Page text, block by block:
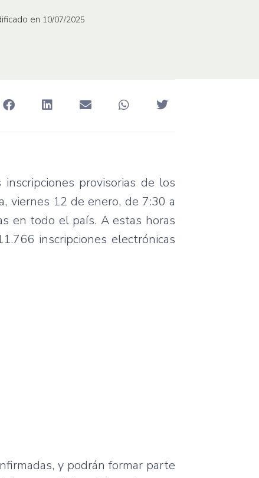
en 10/07/2025
provisorias de los
viernes 12 de enero, de 7:30 a
en todo el país. A estas horas
inscripciones electrónicas
y podrán formar parte